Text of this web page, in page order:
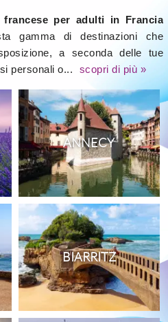
per adulti in Francia
gamma di destinazioni che
a seconda delle tue
personali o...
scopri di più »
ANNECY
BIARRITZ